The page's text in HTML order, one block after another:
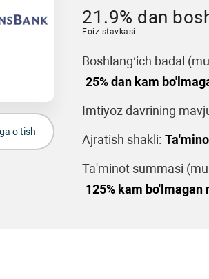
o‘tish
21.9% dan
Foiz stavkasi
Boshlang‘ich badal
25% dan kam
Imtiyoz davrining
Ajratish shakli:
Ta'minot summasi
125% kam bo'lmagan